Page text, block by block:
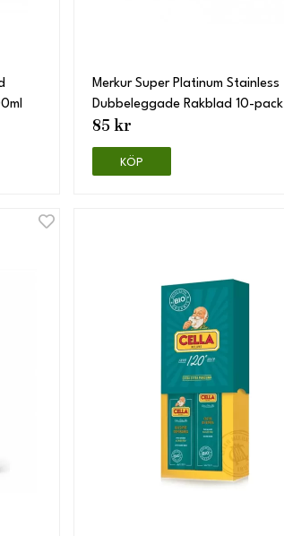
Merkur Super Platinum Stainless
Dubbeleggade Rakblad 10-pack
85 kr
KÖP